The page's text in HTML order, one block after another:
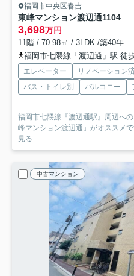
福岡市中央区春吉
東峰マンション渡辺通1104
3,698万円
11階 / 70.98㎡ / 3LDK /築40年
福岡市七隈線「渡辺通」駅 徒
エレベーター リノベーション
バス・トイレ別
バルコニー
福岡市七隈線『渡辺通駅』周辺へ
峰マンション渡辺通」がオススメ
見る
中古マンション